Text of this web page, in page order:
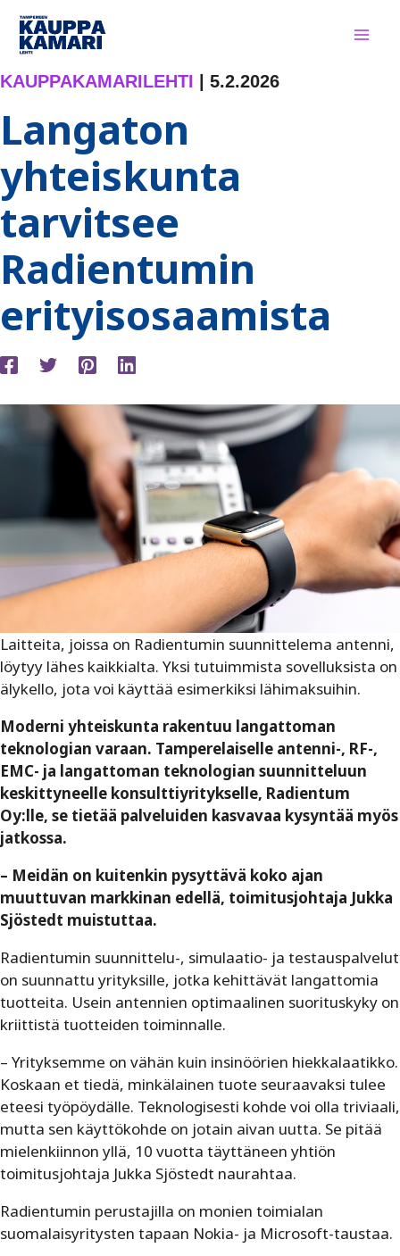
Siirry
sisältöön
KAUPPAKAMARILEHTI 5.2.2026
Langaton
yhteiskunta
tarvitsee
Radientumin
erityisosaamista
Laitteita, joissa on Radientumin suunnittelema antenni,
löytyy lähes kaikkialta. Yksi tutuimmista sovelluksista on
älykello, jota voi käyttää esimerkiksi lähimaksuihin.
Moderni yhteiskunta rakentuu langattoman
teknologian varaan. Tamperelaiselle antenni-, RF-,
EMC- ja langattoman teknologian suunnitteluun
keskittyneelle konsulttiyritykselle, Radientum
Oy:lle, se tietää palveluiden kasvavaa kysyntää myös
jatkossa.
– Meidän on kuitenkin pysyttävä koko ajan
muuttuvan markkinan edellä, toimitusjohtaja Jukka
Sjöstedt muistuttaa.
Radientumin suunnittelu-, simulaatio- ja testauspalvelut
on suunnattu yrityksille, jotka kehittävät langattomia
tuotteita. Usein antennien optimaalinen suorituskyky on
kriittistä tuotteiden toiminnalle.
– Yrityksemme on vähän kuin insinöörien hiekkalaatikko.
Koskaan et tiedä, minkälainen tuote seuraavaksi tulee
eteesi työpöydälle. Teknologisesti kohde voi olla triviaali,
mutta sen käyttökohde on jotain aivan uutta. Se pitää
mielenkiinnon yllä, 10 vuotta täyttäneen yhtiön
toimitusjohtaja Jukka Sjöstedt naurahtaa.
Radientumin perustajilla on monien toimialan
suomalaisyritysten tapaan Nokia- ja Microsoft-taustaa.